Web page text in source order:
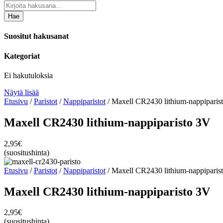
Hae
Suositut hakusanat
Kategoriat
Ei hakutuloksia
Näytä lisää
Etusivu /Paristot /Nappiparistot / Maxell CR2430 lithium-
Maxell CR2430 lithium-nappiparisto 3V
2,95€
(suositushinta)
Etusivu /Paristot /Nappiparistot / Maxell CR2430 lithium-
Maxell CR2430 lithium-nappiparisto 3V
2,95€